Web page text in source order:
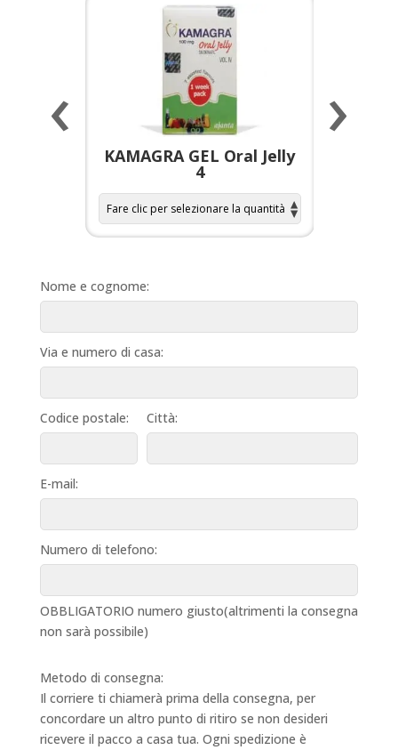
KAMAGRA GEL Oral Jelly
4
‹ ›
Nome e cognome:
Via e numero di casa:
Codice postale: Città:
E-mail:
Numero di telefono:
OBBLIGATORIO numero giusto(altrimenti la consegna
non sarà possibile)
Metodo di consegna:
Il corriere ti chiamerà prima della consegna, per
concordare un altro punto di ritiro se non desideri
ricevere il pacco a casa tua. Ogni spedizione è